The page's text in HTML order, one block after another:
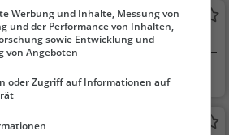
in Braunau am Inn
Braunau am Inn, Ö
Familie & Kinder,
Werbung und Inhalte, Messung von
und der Performance von Inhalten,
sowie Entwicklung und
von Angeboten
oder Zugriff auf Informationen auf